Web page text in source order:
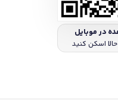
در موبایل
اسکن کنید